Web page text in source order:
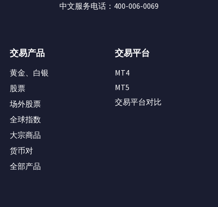
中文服务电话：400-006-0069
交易产品
黄金、白银
股票
场外股票
全球指数
大宗商品
货币对
全部产品
交易平台
MT4
MT5
交易平台对比